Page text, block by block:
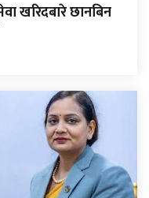
खरिदबारे छानबिन